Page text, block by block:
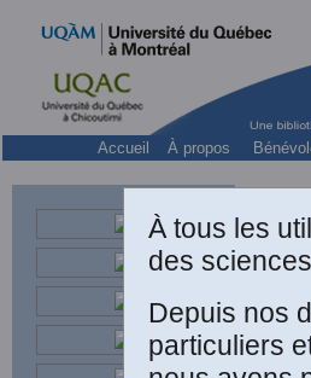
Accueil À propos
À tous les
des
Depuis nos
particuliers